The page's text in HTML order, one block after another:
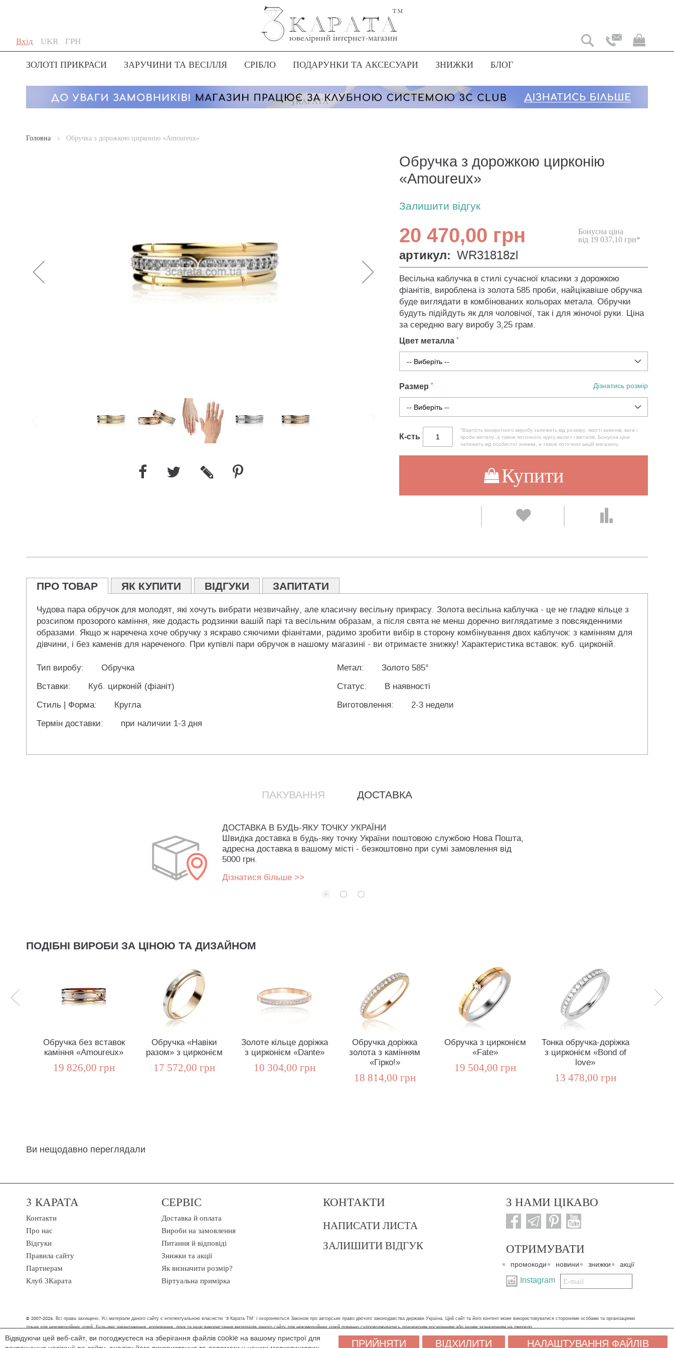
Вхід
Skip
to
Content
Мова
UKR
Мій
Валюта
ГРН
ЗОЛОТІ ПРИКРАСИ ЗАРУЧИНИ ТА ВЕСІЛЛЯ СРІБЛО ПОДАРУНКИ ТА АКСЕСУАРИ ЗНИЖКИ БЛОГ
Головна Обручка з дорожкою цирконію «Amoureux»
Обручка з дорожкою цирконію
«Amoureux»
Залишити відгук
20 470,00 грн
Бонусна ціна
від 19 037,10 грн*
артикул: WR31818zl
Весільна каблучка в стилі сучасної класики з дорожкою
фіанітів, вироблена із золота 585 проби, найцікавіше обручка
буде виглядати в комбінованих кольорах метала. Обручки
будуть підійдуть як для чоловічої, так і для жіночої руки. Ціна
за середню вагу виробу 3,25 грам.
Цвет металла
Размер Дізнатись розмір
К-сть
*Вартість конкретного виробу залежить від розміру, якості каменів, ваги і
проби металу, а також поточного курсу валют і металів. Бонусна ціна
залежить від особистої знижки, а також поточних акцій магазину.
Купити
ПРО ТОВАР ЯК КУПИТИ ВІДГУКИ ЗАПИТАТИ
Чудова пара обручок для молодят, які хочуть вибрати незвичайну, але класичну весільну прикрасу. Золота весільна каблучка - це не гладке кільце з
розсипом прозорого каміння, яке додасть родзинки вашій парі та весільним образам, а після свята не менш доречно виглядатиме з повсякденними
образами. Якщо ж наречена хоче обручку з яскраво сяючими фіанітами, радимо зробити вибір в сторону комбінування двох каблучок: з камінням для
дівчини, і без каменів для нареченого. При купівлі пари обручок в нашому магазині - ви отримаєте знижку! Характеристика вставок: куб. цирконій.
Тип виробу: Обручка Метал:
Золото 585°
Вставки:
Куб. цирконій (фіаніт) Статус:
В наявності
Стиль | Форма:
Кругла Виготовлення:
2-3 недели
Термін доставки:
при наличии 1-3 дня
ПАКУВАННЯ ДОСТАВКА
ДОСТАВКА В БУДЬ-ЯКУ ТОЧКУ УКРАЇНИ
Швидка доставка в будь-яку точку України поштовою службою Нова Пошта,
адресна доставка в вашому місті - безкоштовно при сумі замовлення від
5000 грн.
Дізнатися більше >>
ПОДІБНІ ВИРОБИ ЗА ЦІНОЮ ТА ДИЗАЙНОМ
Обручка без вставок
каміння «Amoureux»
19 826,00 грн
Обручка «Навіки
разом» з цирконієм
17 572,00 грн
Золоте кільце доріжка
з цирконієм «Dante»
10 304,00 грн
Обручка доріжка
золота з камінням
«Гірко!»
18 814,00 грн
Обручка з цирконієм
«Fate»
19 504,00 грн
Тонка обручка-доріжка
з цирконієм «Bond of
love»
13 478,00 грн
Ви нещодавно переглядали
3 КАРАТА
Контакти
Про нас
Відгуки
Правила сайту
Партнерам
Клуб 3Карата
СЕРВІС
Доставка й оплата
Вироби на замовлення
Питання й відповіді
Знижки та акції
Як визначити розмір?
Віртуальна примірка
КОНТАКТИ
НАПИСАТИ ЛИСТА
ЗАЛИШИТИ ВІДГУК
З НАМИ ЦІКАВО
ОТРИМУВАТИ
промокоди новини знижки акції
Instagram
Подписаться
на
© 2007-2024. Всі права захищено. Усі матеріали даного сайту є інтелектуальною власністю "3 Карата ТМ" і охороняються Законом про авторське право діючого законодавства держави Україна. Цей сайт та його контент може використовуватися сторонніми особами та організаціями
тільки для некомерційних цілей. Будь-яке завантаження, копіювання, друк та інше використання матеріалів даного сайту для некомерційних цілей повинно супроводжуватись працюючим посиланням або іншим зазначенням на джерело.
Ми обробляємо персональні дані (cookies, IP-адреса, місце розташування), щоб вам було зручніше користуватися сайтом. Залишаючись на сайті, ви погоджуєтеся на обробку персональних даних. Якщо ви не згодні, будь ласка, покиньте сайт і зв'яжіться з нами будь-яким
Відвідуючи цей веб-сайт, ви погоджуєтеся на зберігання файлів cookie на вашому пристрої для
ПРИЙНЯТИ ВІДХИЛИТИ НАЛАШТУВАННЯ ФАЙЛІВ